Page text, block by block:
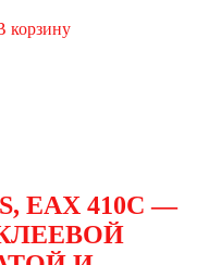
корзину
EAХ 410C —